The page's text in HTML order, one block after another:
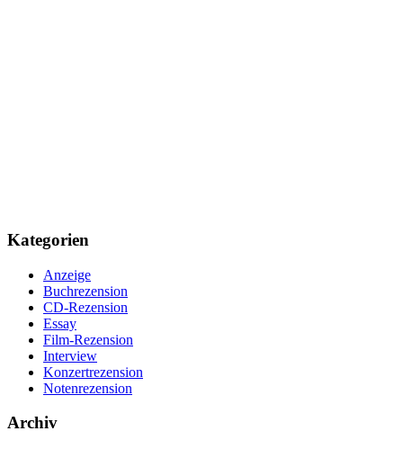
Kategorien
Anzeige
Buchrezension
CD-Rezension
Essay
Film-Rezension
Interview
Konzertrezension
Notenrezension
Archiv